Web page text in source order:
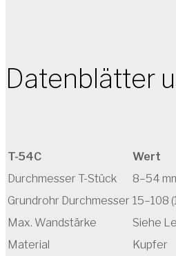
Datenblätter
T-54C
Wert
Durchmesser T-Stück
8–54
Grundrohr Durchmesser 15–108
Max. Wandstärke
Siehe
Material
Kupfer